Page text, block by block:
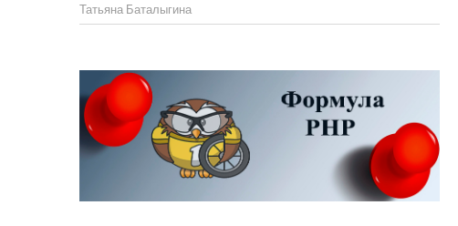
Татьяна Баталыгина